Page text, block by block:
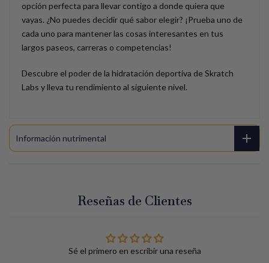
opción perfecta para llevar contigo a donde quiera que
vayas. ¿No puedes decidir qué sabor elegir? ¡Prueba uno de
cada uno para mantener las cosas interesantes en tus
largos paseos, carreras o competencias!
Descubre el poder de la hidratación deportiva de Skratch
Labs y lleva tu rendimiento al siguiente nivel.
Información nutrimental
Reseñas de Clientes
Sé el primero en escribir una reseña